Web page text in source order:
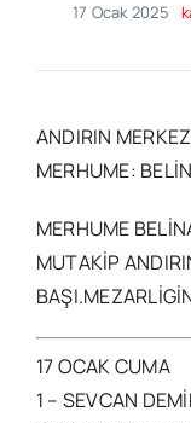
17 Ocak 2025
ANDIRIN
MERHUME:
MERHUME
MUTAKİP
17 OCAK CUMA
1 – SEVCAN